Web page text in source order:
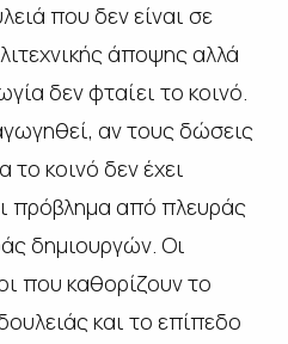
που δεν είναι σε
άποψης αλλά
δεν φταίει το κοινό.
αν τους δώσεις
κοινό δεν έχει
πρόβλημα από πλευράς
δημιουργών. Οι
που καθορίζουν το
και το επίπεδο